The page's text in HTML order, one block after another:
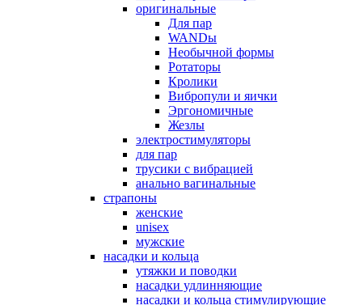
оригинальные
Для пар
WANDы
Необычной формы
Ротаторы
Кролики
Вибропули и яички
Эргономичные
Жезлы
электростимуляторы
для пар
трусики с вибрацией
анально вагинальные
страпоны
женские
unisex
мужские
насадки и кольца
утяжки и поводки
насадки удлинняющие
насадки и кольца стимулирующие